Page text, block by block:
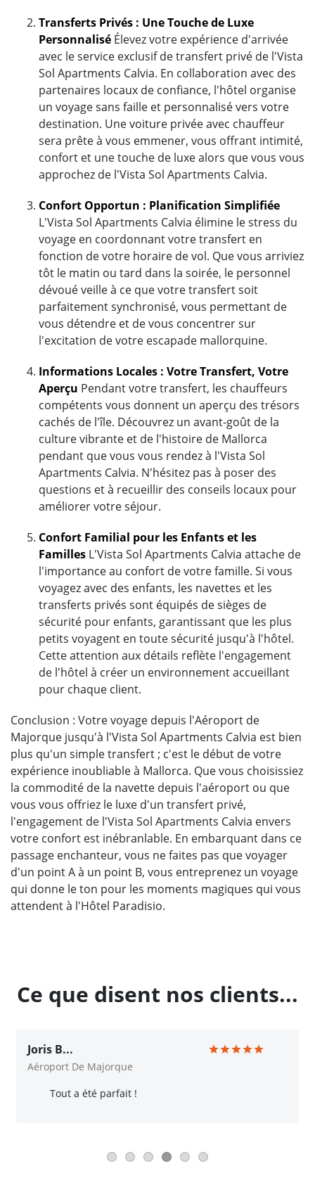
Transferts Privés : Une Touche de Luxe
Personnalisé Élevez votre expérience d'arrivée
avec le service exclusif de transfert privé de l'Vista
Sol Apartments Calvia. En collaboration avec des
partenaires locaux de confiance, l'hôtel organise
un voyage sans faille et personnalisé vers votre
destination. Une voiture privée avec chauffeur
sera prête à vous emmener, vous offrant intimité,
confort et une touche de luxe alors que vous vous
approchez de l'Vista Sol Apartments Calvia.
Confort Opportun : Planification Simplifiée
L'Vista Sol Apartments Calvia élimine le stress du
voyage en coordonnant votre transfert en
fonction de votre horaire de vol. Que vous arriviez
tôt le matin ou tard dans la soirée, le personnel
dévoué veille à ce que votre transfert soit
parfaitement synchronisé, vous permettant de
vous détendre et de vous concentrer sur
l'excitation de votre escapade mallorquine.
Informations Locales : Votre Transfert, Votre
Aperçu Pendant votre transfert, les chauffeurs
compétents vous donnent un aperçu des trésors
cachés de l'île. Découvrez un avant-goût de la
culture vibrante et de l'histoire de Mallorca
pendant que vous vous rendez à l'Vista Sol
Apartments Calvia. N'hésitez pas à poser des
questions et à recueillir des conseils locaux pour
améliorer votre séjour.
Confort Familial pour les Enfants et les
Familles L'Vista Sol Apartments Calvia attache de
l'importance au confort de votre famille. Si vous
voyagez avec des enfants, les navettes et les
transferts privés sont équipés de sièges de
sécurité pour enfants, garantissant que les plus
petits voyagent en toute sécurité jusqu'à l'hôtel.
Cette attention aux détails reflète l'engagement
de l'hôtel à créer un environnement accueillant
pour chaque client.
Conclusion : Votre voyage depuis l'Aéroport de
Majorque jusqu'à l'Vista Sol Apartments Calvia est bien
plus qu'un simple transfert ; c'est le début de votre
expérience inoubliable à Mallorca. Que vous choisissiez
la commodité de la navette depuis l'aéroport ou que
vous vous offriez le luxe d'un transfert privé,
l'engagement de l'Vista Sol Apartments Calvia envers
votre confort est inébranlable. En embarquant dans ce
passage enchanteur, vous ne faites pas que voyager
d'un point A à un point B, vous entreprenez un voyage
qui donne le ton pour les moments magiques qui vous
attendent à l'Hôtel Paradisio.
Ce que disent nos clients...
Joris B...
Aéroport De Majorque
Tout a été parfait !